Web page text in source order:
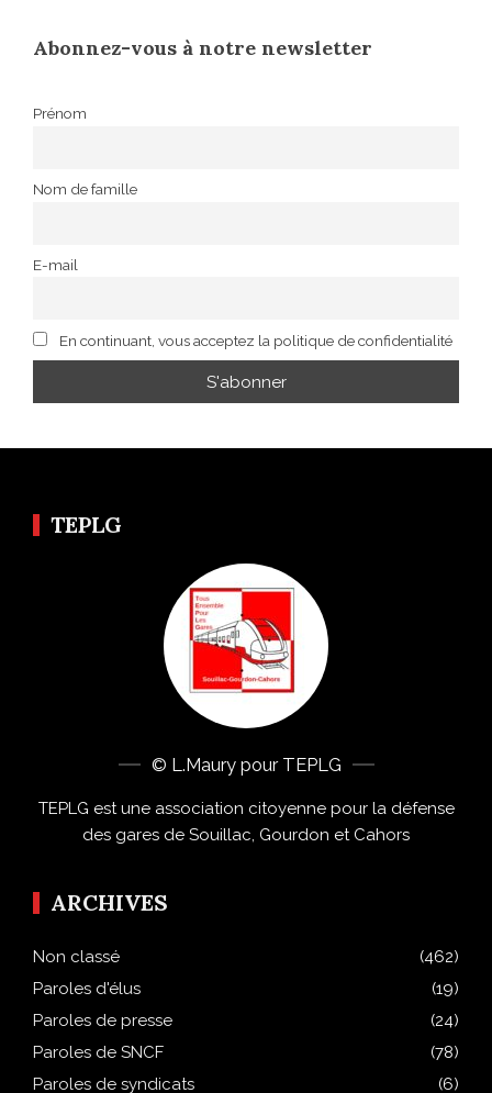
Abonnez-vous à notre newsletter
Prénom
Nom de famille
E-mail
En continuant, vous acceptez la politique de confidentialité
TEPLG
© L.Maury pour TEPLG
TEPLG est une association citoyenne pour la défense
des gares de Souillac, Gourdon et Cahors
ARCHIVES
Non classé
(462)
Paroles d'élus
(19)
Paroles de presse
(24)
Paroles de SNCF
(78)
Paroles de syndicats
(6)